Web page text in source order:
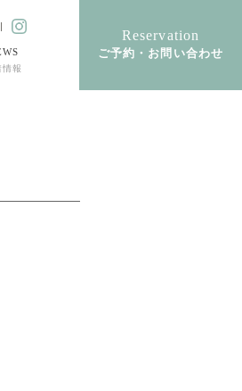
情報
Reservation
ご予約・お問い合わせ